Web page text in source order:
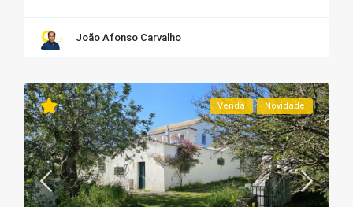
João Afonso Carvalho
Venda Novidade